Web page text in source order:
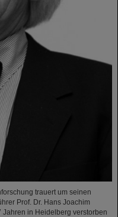
trauert um seinen
Prof. Dr. Hans Joachim
Jahren in Heidelberg verstorben